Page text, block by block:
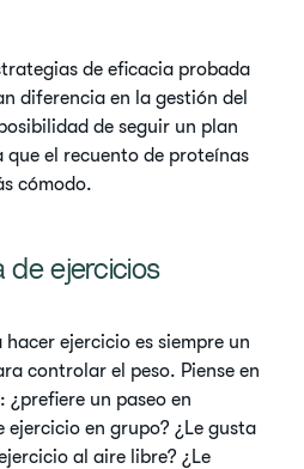
de eficacia probada
diferencia en la gestión del
de seguir un plan
el recuento de proteínas
cómodo.
de ejercicios
ejercicio es siempre un
controlar el peso. Piense en
¿prefiere un paseo en
ejercicio en grupo? ¿Le gusta
al aire libre? ¿Le